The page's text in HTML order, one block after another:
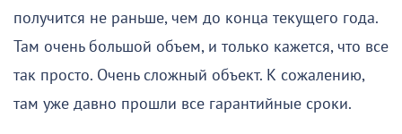
получится не раньше, чем до конца текущего года.
Там очень большой объем, и только кажется, что все
так просто. Очень сложный объект. К сожалению,
там уже давно прошли все гарантийные сроки.